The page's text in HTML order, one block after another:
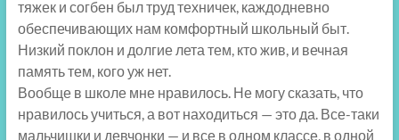
тяжек и согбен был труд техничек, каждодневно
обеспечивающих нам комфортный школьный быт.
Низкий поклон и долгие лета тем, кто жив, и вечная
память тем, кого уж нет.
Вообще в школе мне нравилось. Не могу сказать, что
нравилось учиться, а вот находиться — это да. Все-таки
мальчишки и девчонки — и все в одном классе, в одной